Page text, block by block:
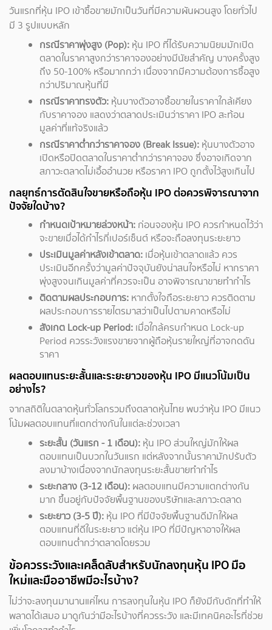
วันแรกที่หุ้น IPO เข้าซื้อขายมักเป็นวันที่มีความผันผวนสูง โดยทั่วไป
มี 3 รูปแบบหลัก
กรณีราคาพุ่งสูง (Pop): หุ้น IPO ที่ได้รับความนิยมมักเปิด
ตลาดในราคาสูงกว่าราคาจองอย่างมีนัยสำคัญ บางครั้งสูง
ถึง 50-100% หรือมากกว่า เนื่องจากมีความต้องการซื้อสูง
กว่าปริมาณหุ้นที่มี
กรณีราคาทรงตัว: หุ้นบางตัวอาจซื้อขายในราคาใกล้เคียง
กับราคาจอง แสดงว่าตลาดประเมินว่าราคา IPO สะท้อน
มูลค่าที่แท้จริงแล้ว
กรณีราคาต่ำกว่าราคาจอง (Break Issue): หุ้นบางตัวอาจ
เปิดหรือปิดตลาดในราคาต่ำกว่าราคาจอง ซึ่งอาจเกิดจาก
สภาวะตลาดไม่เอื้ออำนวย หรือราคา IPO ถูกตั้งไว้สูงเกินไป
กลยุทธ์การตัดสินใจขายหรือถือหุ้น IPO ต่อควรพิจารณาจาก
ปัจจัยใดบ้าง?
กำหนดเป้าหมายล่วงหน้า: ก่อนจองหุ้น IPO ควรกำหนดไว้ว่า
จะขายเมื่อได้กำไรกี่เปอร์เซ็นต์ หรือจะถือลงทุนระยะยาว
ประเมินมูลค่าหลังเข้าตลาด: เมื่อหุ้นเข้าตลาดแล้ว ควร
ประเมินอีกครั้งว่ามูลค่าปัจจุบันยังน่าสนใจหรือไม่ หากราคา
พุ่งสูงจนเกินมูลค่าที่ควรจะเป็น อาจพิจารณาขายทำกำไร
ติดตามผลประกอบการ: หากตั้งใจถือระยะยาว ควรติดตาม
ผลประกอบการรายไตรมาสว่าเป็นไปตามคาดหรือไม่
สังเกต Lock-up Period: เมื่อใกล้ครบกำหนด Lock-up
Period ควรระวังแรงขายจากผู้ถือหุ้นรายใหญ่ที่อาจกดดัน
ราคา
ผลตอบแทนระยะสั้นและระยะยาวของหุ้น IPO มีแนวโน้มเป็น
อย่างไร?
จากสถิติในตลาดหุ้นทั่วโลกรวมถึงตลาดหุ้นไทย พบว่าหุ้น IPO มีแนว
โน้มผลตอบแทนที่แตกต่างกันในแต่ละช่วงเวลา
ระยะสั้น (วันแรก - 1 เดือน): หุ้น IPO ส่วนใหญ่มักให้ผล
ตอบแทนเป็นบวกในวันแรก แต่หลังจากนั้นราคามักปรับตัว
ลงมาบ้างเนื่องจากนักลงทุนระยะสั้นขายทำกำไร
ระยะกลาง (3-12 เดือน): ผลตอบแทนมีความแตกต่างกัน
มาก ขึ้นอยู่กับปัจจัยพื้นฐานของบริษัทและสภาวะตลาด
ระยะยาว (3-5 ปี): หุ้น IPO ที่มีปัจจัยพื้นฐานดีมักให้ผล
ตอบแทนที่ดีในระยะยาว แต่หุ้น IPO ที่มีปัญหาอาจให้ผล
ตอบแทนต่ำกว่าตลาดโดยรวม
ข้อควรระวังและเคล็ดลับสำหรับนักลงทุนหุ้น IPO มือ
ใหม่และมืออาชีพมีอะไรบ้าง?
ไม่ว่าจะลงทุนมานานแค่ไหน การลงทุนในหุ้น IPO ก็ยังมีกับดักที่ทำให้
พลาดได้เสมอ มาดูกันว่ามีอะไรบ้างที่ควรระวัง และมีเทคนิคอะไรที่ช่วย